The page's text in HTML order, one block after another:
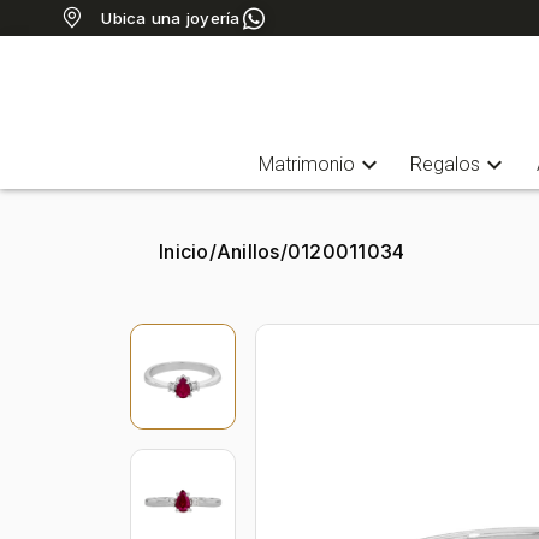
Ubica una joyería
Matrimonio expand_more Regalos expand_more
Inicio/Anillos/0120011034